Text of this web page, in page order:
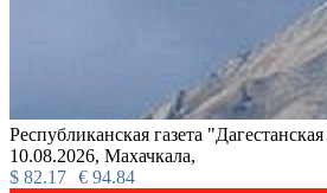
Республиканская газета
10.08.2026, Махачкала,
$ 82.17 € 94.84